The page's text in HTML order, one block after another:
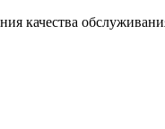
качества